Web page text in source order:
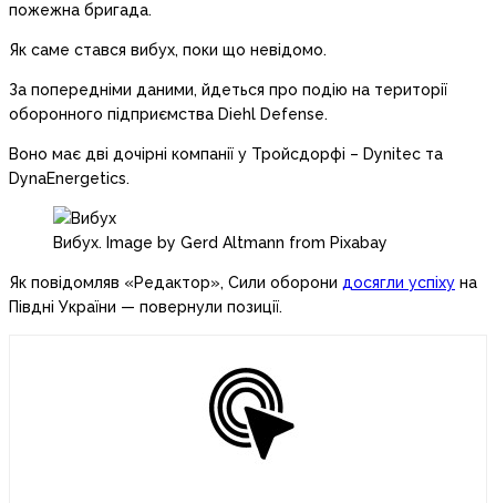
пожежна бригада.
Як саме стався вибух, поки що невідомо.
За попередніми даними, йдеться про подію на території
оборонного підприємства Diehl Defense.
Воно має дві дочірні компанії у Тройсдорфі – Dynitec та
DynaEnergetics.
Вибух. Image by Gerd Altmann from Pixabay
Як повідомляв «Редактор», Сили оборони досягли успіху на
Півдні України — повернули позиції.